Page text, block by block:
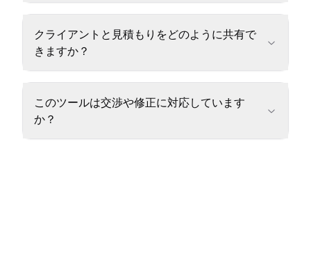
クライアントと見積もりをどのように共有で
きますか？
このツールは交渉や修正に対応しています
か？